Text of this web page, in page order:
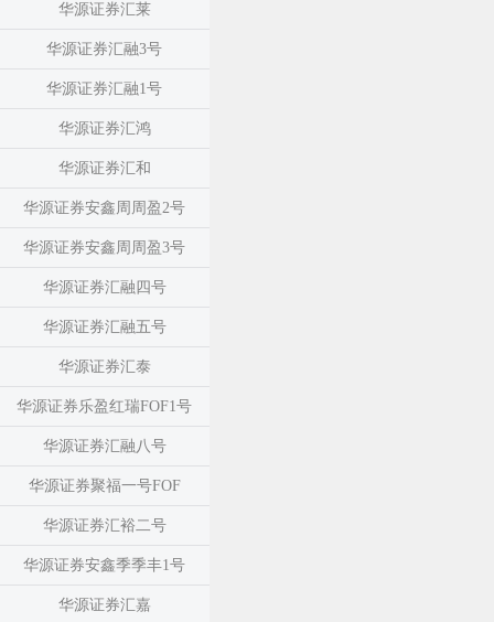
华源证券汇莱
华源证券汇融3号
华源证券汇融1号
华源证券汇鸿
华源证券汇和
华源证券安鑫周周盈2号
华源证券安鑫周周盈3号
华源证券汇融四号
华源证券汇融五号
华源证券汇泰
华源证券乐盈红瑞FOF1号
华源证券汇融八号
华源证券聚福一号FOF
华源证券汇裕二号
华源证券安鑫季季丰1号
华源证券汇嘉